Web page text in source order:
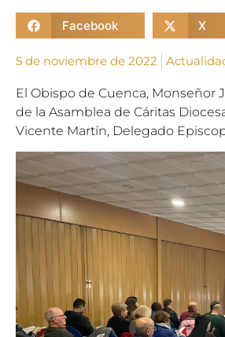
Facebook X
5 de noviembre de 2022
El Obispo de Cuenca, Monseñor
de la Asamblea de Cáritas
Vicente Martín, Delegado